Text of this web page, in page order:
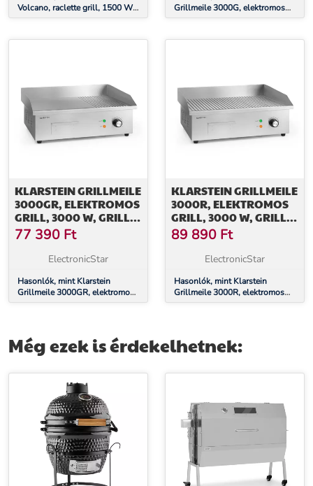
Volcano, raclette grill, 1500 W,
tatár grill, 8 személy
Grillmeile 3000G, elektromos
grill, 3000 W, grill lap, 54,5 x
KLARSTEIN GRILLMEILE
3000GR, ELEKTROMOS
GRILL, 3000 W, GRILL
LAP, 54,5 X 35 CM,
SIMA/BORDÁS
77 390 Ft
ElectronicStar
Hasonlók, mint Klarstein
Grillmeile 3000GR, elektromos
grill, 3000 W, grill lap, 54,5 x
KLARSTEIN GRILLMEILE
3000R, ELEKTROMOS
GRILL, 3000 W, GRILL
LAP, 54,5 X 35 CM,
BORDÁS
89 890 Ft
ElectronicStar
Hasonlók, mint Klarstein
Grillmeile 3000R, elektromos
grill, 3000 W, grill lap, 54,5 x
Még ezek is érdekelhetnek: